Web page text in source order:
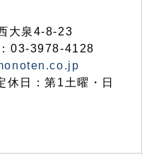
大泉4-8-23
03-3978-4128
日：第1土曜・日